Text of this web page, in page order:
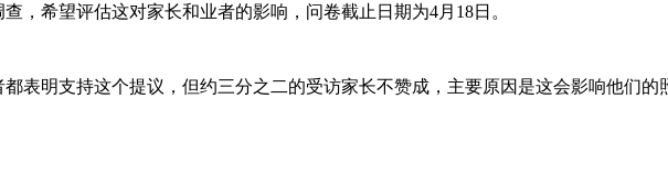
，希望评估这对家长和业者的影响，问卷截止日期为4月18日。
表明支持这个提议，但约三分之二的受访家长不赞成，主要原因是这会影响他们的